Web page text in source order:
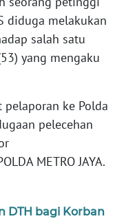
diduga melakukan
salah satu
yang mengaku
ke Polda
pelecehan
METRO JAYA.
DTH bagi Korban